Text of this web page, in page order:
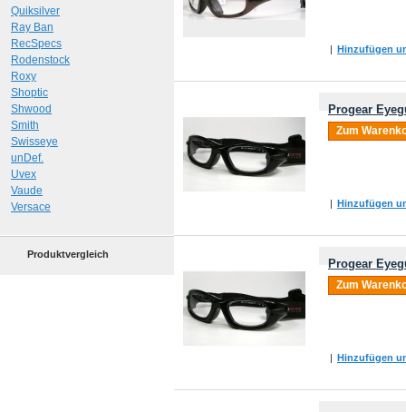
| Hinzufügen
Progear
Zum
| Hinzufügen
Progear
Zum
| Hinzufügen
Quiksilver
Ray Ban
RecSpecs
Rodenstock
Roxy
Shoptic
Shwood
Smith
Swisseye
unDef.
Uvex
Vaude
Versace
Produktvergleich